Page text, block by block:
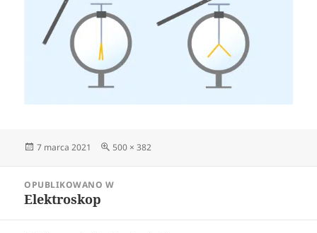
Data
7 marca 2021
Pełny
500 × 382
wpisu
OPUBLIKOWANO W
Elektroskop